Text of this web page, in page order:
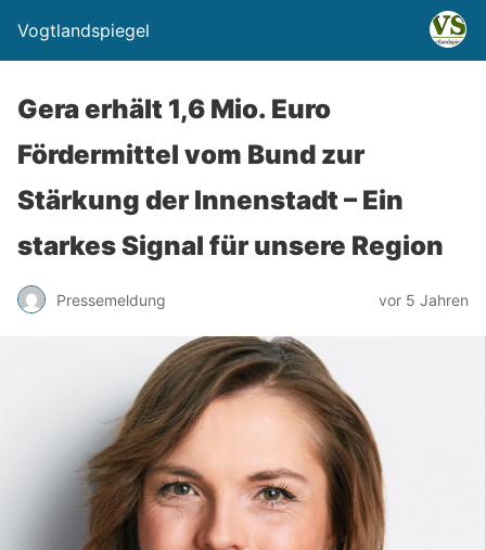
Vogtlandspiegel
Gera erhält 1,6 Mio. Euro
Fördermittel vom Bund zur
Stärkung der Innenstadt – Ein
starkes Signal für unsere Region
Pressemeldung vor 5 Jahren